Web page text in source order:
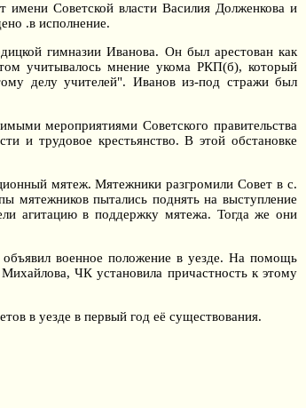
Советской власти Василия Долженкова и
.в исполнение.
гимназии Иванова. Он был арестован как
учитывалось мнение укома РКП(б), который
делу учителей". Иванов из-под стражи был
мероприятиями Советского правительства
и трудовое крестьянство. В этой обстановке
мятеж. Мятежники разгромили Совет в с.
мятежников пытались поднять на выступление
агитацию в поддержку мятежа. Тогда же они
военное положение в уезде. На помощь
ЧК установила причастность к этому
в уезде в первый год её существования.